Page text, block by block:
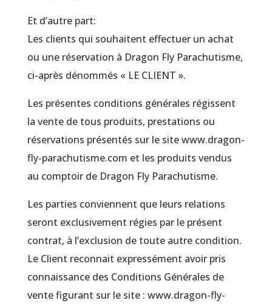
Et d’autre part:
Les clients qui souhaitent effectuer un achat
ou une réservation à Dragon Fly Parachutisme,
ci-après dénommés « LE CLIENT ».
Les présentes conditions générales régissent
la vente de tous produits, prestations ou
réservations présentés sur le site www.dragon-
fly-parachutisme.com et les produits vendus
au comptoir de Dragon Fly Parachutisme.
Les parties conviennent que leurs relations
seront exclusivement régies par le présent
contrat, à l’exclusion de toute autre condition.
Le Client reconnait expressément avoir pris
connaissance des Conditions Générales de
vente figurant sur le site : www.dragon-fly-